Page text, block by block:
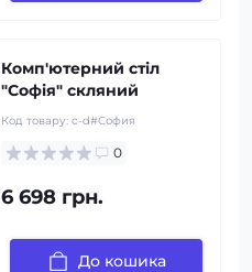
Комп'ютерний стіл
"Софія" скляний
Код товару: c-d#София
0
6 698 грн.
До кошика